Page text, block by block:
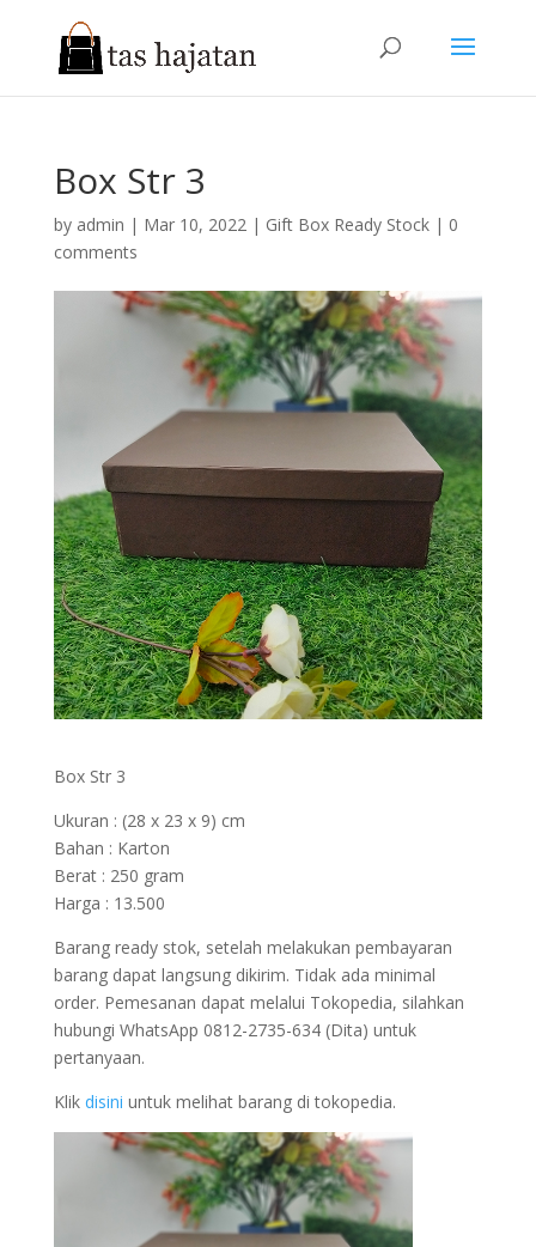
Box Str 3
by admin | Mar 10, 2022| Gift Box Ready Stock| 0
comments
Box Str 3
Ukuran : (28 x 23 x 9) cm
Bahan : Karton
Berat : 250 gram
Harga : 13.500
Barang ready stok, setelah melakukan pembayaran
barang dapat langsung dikirim. Tidak ada minimal
order. Pemesanan dapat melalui Tokopedia, silahkan
hubungi WhatsApp 0812-2735-634 (Dita) untuk
pertanyaan.
Klik disini untuk melihat barang di tokopedia.